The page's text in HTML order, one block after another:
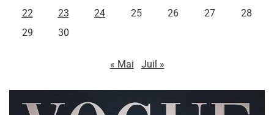
22
23 24 25 26 27
28
29
30
« Mai Juil »